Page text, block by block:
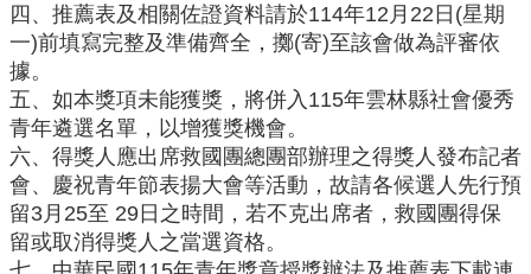
校
網
登
入
平
台
校
園
公
告
四、推薦表及相關佐證資料請於114年12月22日(星期
一)前填寫完整及準備齊全，擲(寄)至該會做為評審依
據。
五、如本獎項未能獲獎，將併入115年雲林縣社會優秀
青年遴選名單，以增獲獎機會。
六、得獎人應出席救國團總團部辦理之得獎人發布記者
會、慶祝青年節表揚大會等活動，故請各候選人先行預
留3月25至 29日之時間，若不克出席者，救國團得保
留或取消得獎人之當選資格。